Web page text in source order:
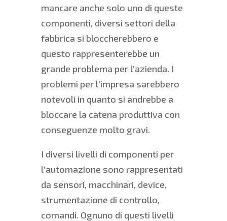
mancare anche solo uno di queste
componenti, diversi settori della
fabbrica si bloccherebbero e
questo rappresenterebbe un
grande problema per l’azienda. I
problemi per l’impresa sarebbero
notevoli in quanto si andrebbe a
bloccare la catena produttiva con
conseguenze molto gravi.
I diversi livelli di componenti per
l’automazione sono rappresentati
da sensori, macchinari, device,
strumentazione di controllo,
comandi. Ognuno di questi livelli